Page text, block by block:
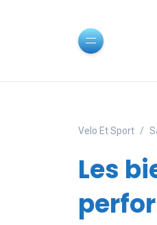
Velo Et Sport
Les